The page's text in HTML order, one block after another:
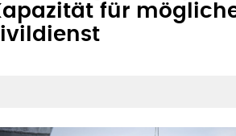
für